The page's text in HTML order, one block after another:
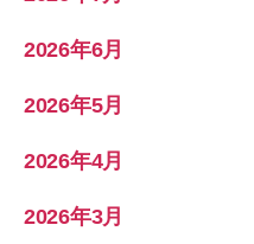
2026年6月
2026年5月
2026年4月
2026年3月